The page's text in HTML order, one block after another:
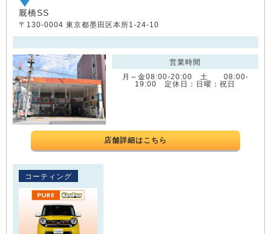
厩橋SS
〒130-0004 東京都墨田区本所1-24-10
営業時間
月～金08:00-20:00 土 08:00-
19:00 定休日：日曜：祝日
店舗詳細はこちら
コーティング